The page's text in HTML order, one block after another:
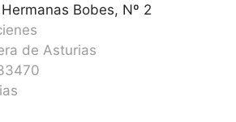
Bobes, Nº 2
de Asturias